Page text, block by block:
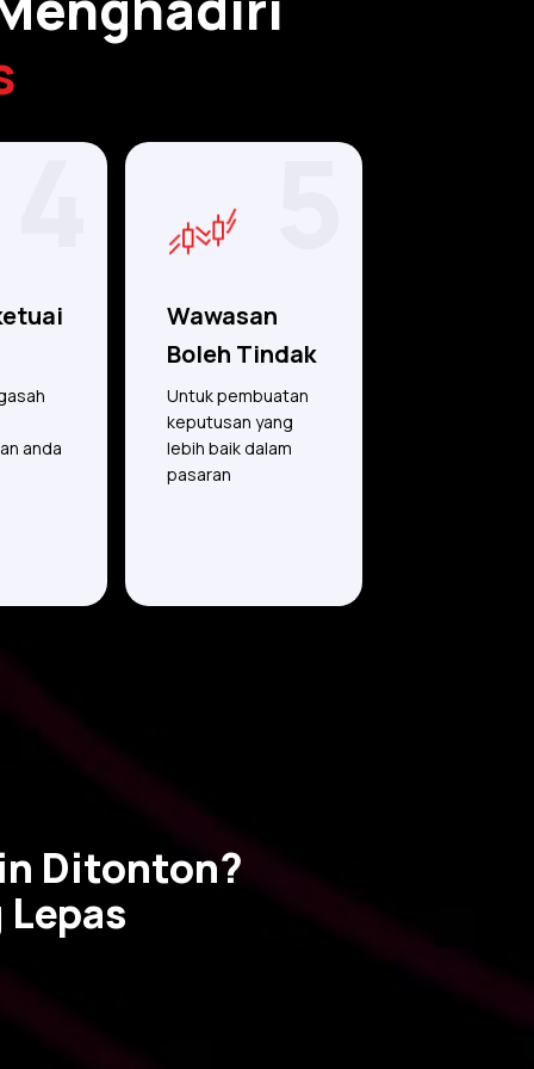
anda
Wawasan
Boleh Tindak
Untuk pembuatan
keputusan yang
lebih baik dalam
pasaran
Ditonton?